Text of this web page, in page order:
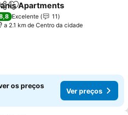
Adicionar aos favoritos
Apartments
Excelente
11
a 2.1 km de Centro da cidade
os preços
Ver preços